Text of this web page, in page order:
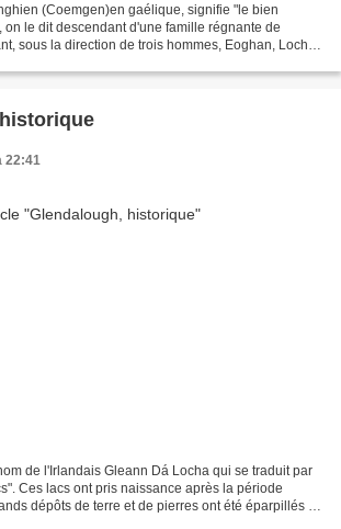
(Coemgen)en gaélique, signifie "le bien
on le dit descendant d'une famille régnante de
sous la direction de trois hommes, Eoghan, Lochan
22:41
de l'Irlandais Gleann Dá Locha qui se traduit par
Ces lacs ont pris naissance après la période
dépôts de terre et de pierres ont été éparpillés à